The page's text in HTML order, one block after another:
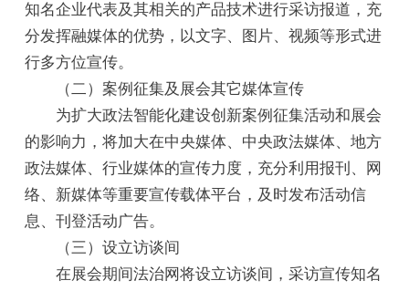
知名企业代表及其相关的产品技术进行采访报道，充
分发挥融媒体的优势，以文字、图片、视频等形式进
行多方位宣传。
（二）案例征集及展会其它媒体宣传
为扩大政法智能化建设创新案例征集活动和展会
的影响力，将加大在中央媒体、中央政法媒体、地方
政法媒体、行业媒体的宣传力度，充分利用报刊、网
络、新媒体等重要宣传载体平台，及时发布活动信
息、刊登活动广告。
（三）设立访谈间
在展会期间法治网将设立访谈间，采访宣传知名